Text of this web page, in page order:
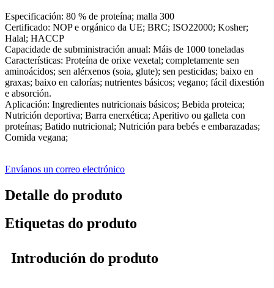
Especificación: 80 % de proteína; malla 300
Certificado: NOP e orgánico da UE; BRC; ISO22000; Kosher;
Halal; HACCP
Capacidade de subministración anual: Máis de 1000 toneladas
Características: Proteína de orixe vexetal; completamente sen
aminoácidos; sen alérxenos (soia, glute); sen pesticidas; baixo en
graxas; baixo en calorías; nutrientes básicos; vegano; fácil dixestión
e absorción.
Aplicación: Ingredientes nutricionais básicos; Bebida proteica;
Nutrición deportiva; Barra enerxética; Aperitivo ou galleta con
proteínas; Batido nutricional; Nutrición para bebés e embarazadas;
Comida vegana;
Envíanos un correo electrónico
Detalle do produto
Etiquetas do produto
Introdución do produto